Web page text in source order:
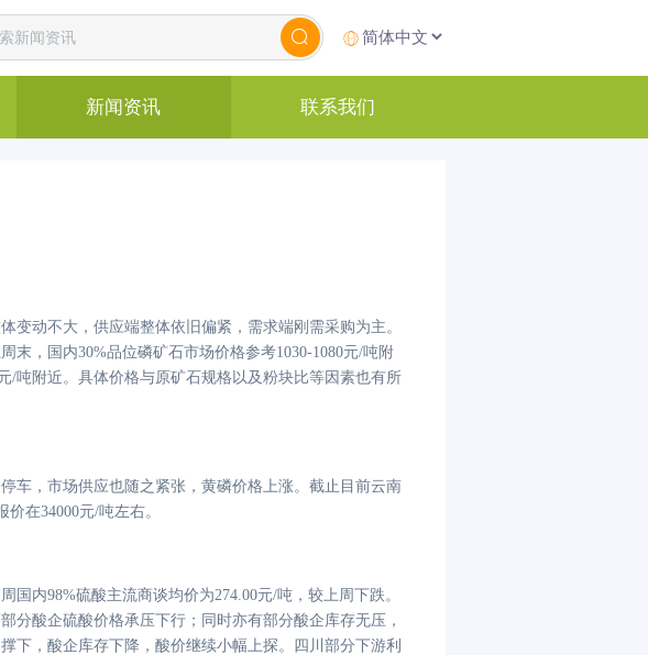
新闻资讯 联系我们
动不大，供应端整体依旧偏紧，需求端刚需采购为主。
末，国内30%品位磷矿石市场价格参考1030-1080元/吨附
/吨附近。具体价格与原矿石规格以及粉块比等因素也有所
车，市场供应也随之紧张，黄磷价格上涨。截止目前云南
在34000元/吨左右。
国内98%硫酸主流商谈均价为274.00元/吨，较上周下跌。
分酸企硫酸价格承压下行；同时亦有部分酸企库存无压，
下，酸企库存下降，酸价继续小幅上探。四川部分下游利